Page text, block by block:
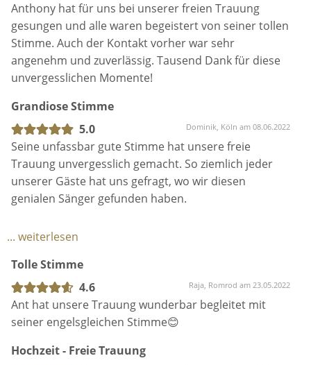
Trauung unvergesslich gemacht. So ziemlich jeder
unserer Gäste hat uns gefragt, wo wir diesen
genialen Sänger gefunden haben.
Vom ersten Gespräch an war Ant äußerst
eingegangen.
Ant bei unserer freien Trauung dabei zu haben, war
eine unserer besten Entscheidungen.
... weiterlesen
Tolle Stimme
4.6
Raja, Romrod am 23.05.2022
Ant hat unsere Trauung wunderbar begleitet mit
seiner engelsgleichen Stimme😊
Hochzeit - Freie Trauung
Der Auftritt von Ant war atemberaubend schön. Wir
für die freie Trauung vorstellen können. Auch unsere
Gäste waren mehr als begeistert. Vielen Dank an
dieser Stelle noch einmal für den tollen Auftritt.
Freie Trauung und Empfang
5.0
Danijel, Dagobertshausen am 05.04.2022